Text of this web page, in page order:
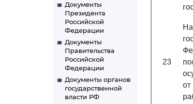
Документы
Президента
Российской
Федерации
Документы
Правительства
Российской
Федерации
Документы органов
государственной
власти РФ
23